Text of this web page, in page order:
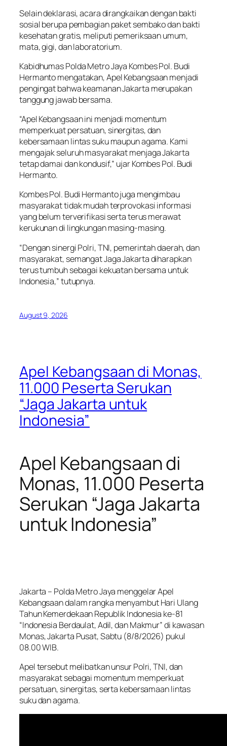
Selain deklarasi, acara dirangkaikan dengan bakti
sosial berupa pembagian paket sembako dan bakti
kesehatan gratis, meliputi pemeriksaan umum,
mata, gigi, dan laboratorium.
Kabidhumas Polda Metro Jaya Kombes Pol. Budi
Hermanto mengatakan, Apel Kebangsaan menjadi
pengingat bahwa keamanan Jakarta merupakan
tanggung jawab bersama.
“Apel Kebangsaan ini menjadi momentum
memperkuat persatuan, sinergitas, dan
kebersamaan lintas suku maupun agama. Kami
mengajak seluruh masyarakat menjaga Jakarta
tetap damai dan kondusif,” ujar Kombes Pol. Budi
Hermanto.
Kombes Pol. Budi Hermanto juga mengimbau
masyarakat tidak mudah terprovokasi informasi
yang belum terverifikasi serta terus merawat
kerukunan di lingkungan masing-masing.
“Dengan sinergi Polri, TNI, pemerintah daerah, dan
masyarakat, semangat Jaga Jakarta diharapkan
terus tumbuh sebagai kekuatan bersama untuk
Indonesia,” tutupnya.
August 9, 2026
Apel Kebangsaan di Monas,
11.000 Peserta Serukan
“Jaga Jakarta untuk
Indonesia”
Apel Kebangsaan di
Monas, 11.000 Peserta
Serukan “Jaga Jakarta
untuk Indonesia”
Jakarta – Polda Metro Jaya menggelar Apel
Kebangsaan dalam rangka menyambut Hari Ulang
Tahun Kemerdekaan Republik Indonesia ke-81
“Indonesia Berdaulat, Adil, dan Makmur” di kawasan
Monas, Jakarta Pusat, Sabtu (8/8/2026) pukul
08.00 WIB.
Apel tersebut melibatkan unsur Polri, TNI, dan
masyarakat sebagai momentum memperkuat
persatuan, sinergitas, serta kebersamaan lintas
suku dan agama.